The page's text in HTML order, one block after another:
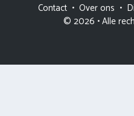
Contact • Over ons •
© 2026 • Alle